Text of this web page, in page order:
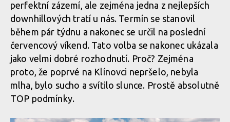
perfektní zázemí, ale zejména jedna z nejlepších
downhillových tratí u nás. Termín se stanovil
během pár týdnu a nakonec se určil na poslední
červencový víkend. Tato volba se nakonec ukázala
jako velmi dobré rozhodnutí. Proč? Zejména
proto, že poprvé na Klínovci nepršelo, nebyla
mlha, bylo sucho a svítilo slunce. Prostě absolutně
TOP podmínky.